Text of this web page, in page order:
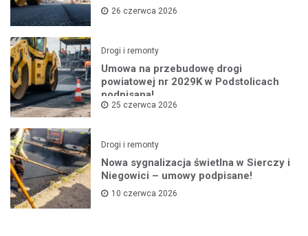
26 czerwca 2026
Drogi i remonty
Umowa na przebudowę drogi
powiatowej nr 2029K w Podstolicach
podpisana!
25 czerwca 2026
Drogi i remonty
Nowa sygnalizacja świetlna w Sierczy i
Niegowici – umowy podpisane!
10 czerwca 2026